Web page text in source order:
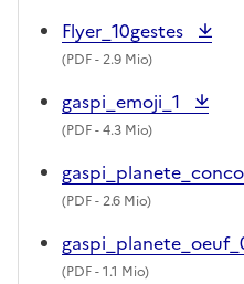
Flyer_10gestes
(PDF- 2.9 Mio)
gaspi_emoji_1
(PDF- 4.3 Mio)
(PDF- 2.6 Mio)
(PDF- 1.1 Mio)